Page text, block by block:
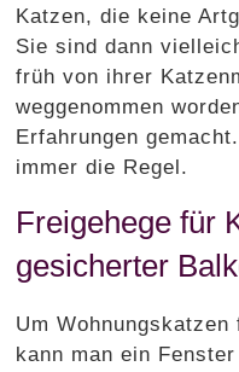
Katzen, die keine
Sie sind dann
früh von ihrer
weggenommen
Erfahrungen
immer die Regel.
Freigehege für
gesicherter
Um
kann man ein